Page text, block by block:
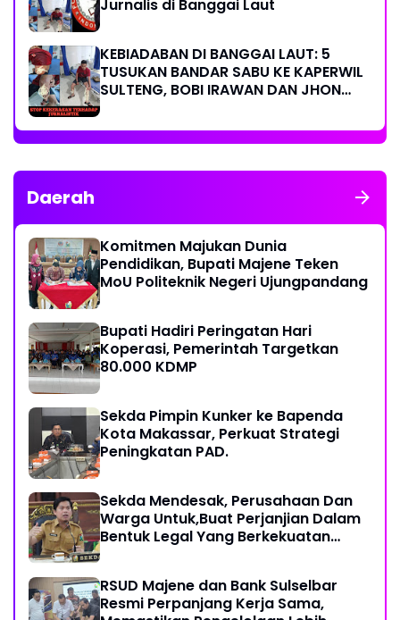
Jurnalis di Banggai Laut
KEBIADABAN DI BANGGAI LAUT: 5
TUSUKAN BANDAR SABU KE KAPERWIL
SULTENG, BOBI IRAWAN DAN JHON
KERAS KINERJA POLRI!
Daerah
Komitmen Majukan Dunia
Pendidikan, Bupati Majene Teken
MoU Politeknik Negeri Ujungpandang
Bupati Hadiri Peringatan Hari
Koperasi, Pemerintah Targetkan
80.000 KDMP
Sekda Pimpin Kunker ke Bapenda
Kota Makassar, Perkuat Strategi
Peningkatan PAD.
Sekda Mendesak, Perusahaan Dan
Warga Untuk,Buat Perjanjian Dalam
Bentuk Legal Yang Berkekuatan
RSUD Majene dan Bank Sulselbar
Resmi Perpanjang Kerja Sama,